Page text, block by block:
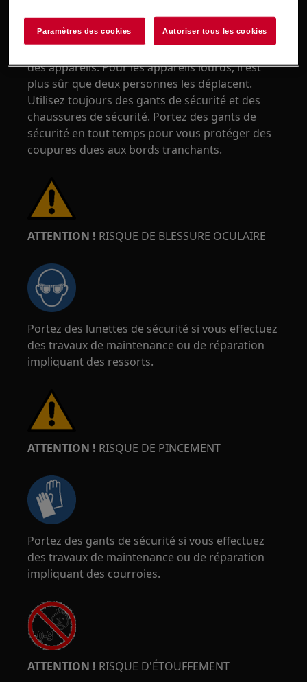
des appareils. Pour les appareils lourds, il est
plus sûr que deux personnes les déplacent.
Utilisez toujours des gants de sécurité et des
chaussures de sécurité. Portez des gants de
sécurité en tout temps pour vous protéger des
coupures dues aux bords tranchants.
ATTENTION ! RISQUE DE BLESSURE OCULAIRE
Portez des lunettes de sécurité si vous effectuez
des travaux de maintenance ou de réparation
impliquant des ressorts.
ATTENTION ! RISQUE DE PINCEMENT
Portez des gants de sécurité si vous effectuez
des travaux de maintenance ou de réparation
impliquant des courroies.
ATTENTION ! RISQUE D'ÉTOUFFEMENT
Paramètres des cookies Autoriser tous les cookies